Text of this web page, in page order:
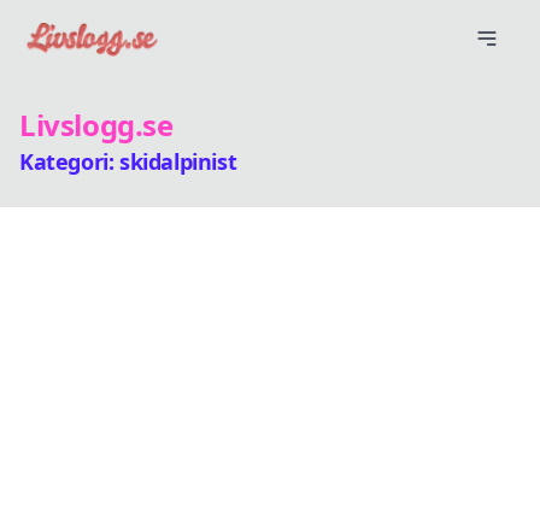
Livslogg.se
Kategori: skidalpinist